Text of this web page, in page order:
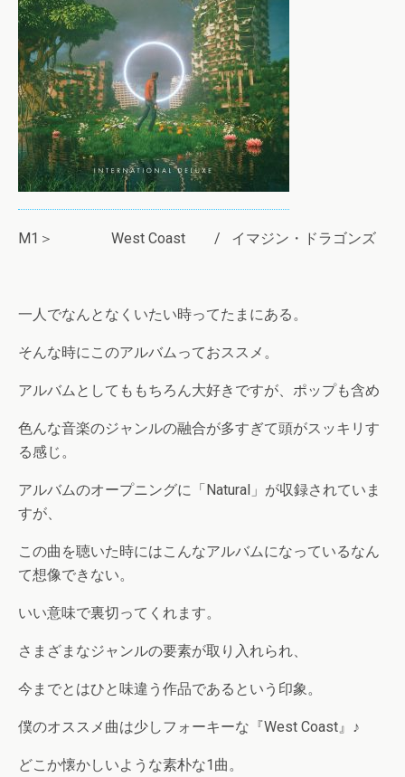
M1＞ West Coast / イマジン・ドラゴンズ
一人でなんとなくいたい時ってたまにある。
そんな時にこのアルバムっておススメ。
アルバムとしてももちろん大好きですが、ポップも含め
色んな音楽のジャンルの融合が多すぎて頭がスッキリす
る感じ。
アルバムのオープニングに「Natural」が収録されていま
すが、
この曲を聴いた時にはこんなアルバムになっているなん
て想像できない。
いい意味で裏切ってくれます。
さまざまなジャンルの要素が取り入れられ、
今までとはひと味違う作品であるという印象。
僕のオススメ曲は少しフォーキーな『West Coast』♪
どこか懐かしいような素朴な1曲。